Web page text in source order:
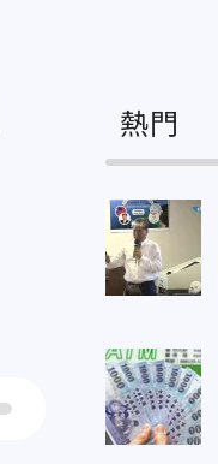
熱門